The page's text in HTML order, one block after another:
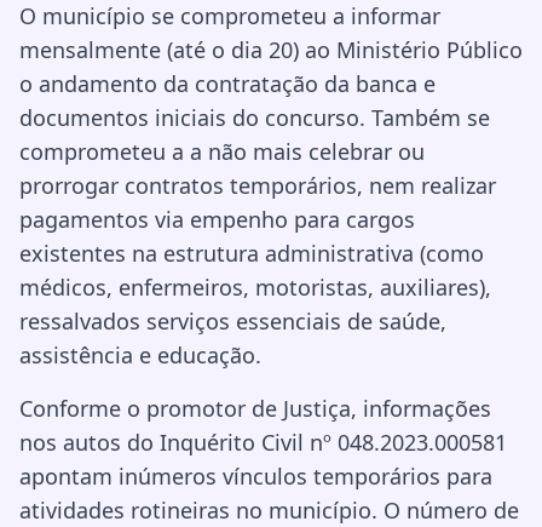
O município se comprometeu a informar
mensalmente (até o dia 20) ao Ministério Público
o andamento da contratação da banca e
documentos iniciais do concurso. Também se
comprometeu a a não mais celebrar ou
prorrogar contratos temporários, nem realizar
pagamentos via empenho para cargos
existentes na estrutura administrativa (como
médicos, enfermeiros, motoristas, auxiliares),
ressalvados serviços essenciais de saúde,
assistência e educação.
Conforme o promotor de Justiça, informações
nos autos do Inquérito Civil nº 048.2023.000581
apontam inúmeros vínculos temporários para
atividades rotineiras no município. O número de